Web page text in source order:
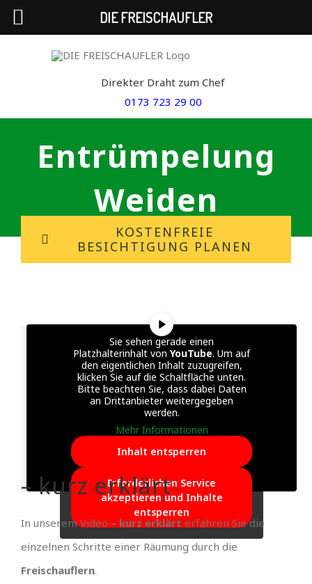
Direkter Draht zum Chef
0173 723 29 00
Entrümpelung
Weiden
KOSTENFREIE
BESICHTIGUNG PLANEN
Sie sehen gerade einen
Platzhalterinhalt von YouTube. Um auf
den eigentlichen Inhalt zuzugreifen,
klicken Sie auf die Schaltfläche unten.
Bitte beachten Sie, dass dabei Daten
an Drittanbieter weitergegeben
werden.
Mehr Informationen
Inhalt entsperren
Erforderlichen Service
akzeptieren und Inhalte
entsperren
– kurz erklärt
In unserem Video – kurz erklärt erfahren Sie die
einzelnen Schritte einer Räumung durch die
Freischauflern.
DIE FREISCHAUFLER